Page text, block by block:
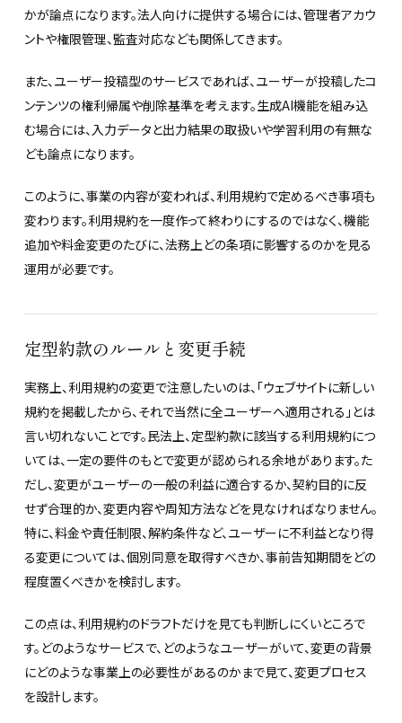
かが論点になります。法人向けに提供する場合には、管理者アカウ
ントや権限管理、監査対応なども関係してきます。
また、ユーザー投稿型のサービスであれば、ユーザーが投稿したコ
ンテンツの権利帰属や削除基準を考えます。生成AI機能を組み込
む場合には、入力データと出力結果の取扱いや学習利用の有無な
ども論点になります。
このように、事業の内容が変われば、利用規約で定めるべき事項も
変わります。利用規約を一度作って終わりにするのではなく、機能
追加や料金変更のたびに、法務上どの条項に影響するのかを見る
運用が必要です。
定型約款のルールと変更手続
実務上、利用規約の変更で注意したいのは、「ウェブサイトに新しい
規約を掲載したから、それで当然に全ユーザーへ適用される」とは
言い切れないことです。民法上、定型約款に該当する利用規約につ
いては、一定の要件のもとで変更が認められる余地があります。た
だし、変更がユーザーの一般の利益に適合するか、契約目的に反
せず合理的か、変更内容や周知方法などを見なければなりません。
特に、料金や責任制限、解約条件など、ユーザーに不利益となり得
る変更については、個別同意を取得すべきか、事前告知期間をどの
程度置くべきかを検討します。
この点は、利用規約のドラフトだけを見ても判断しにくいところで
す。どのようなサービスで、どのようなユーザーがいて、変更の背景
にどのような事業上の必要性があるのかまで見て、変更プロセス
を設計します。